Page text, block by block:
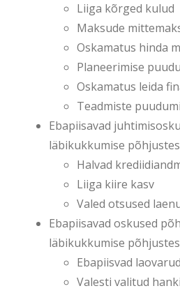
Liiga kõrged kulud
Maksude
Oskamatus hinda
Planeerimise
Oskamatus leida
Teadmiste
Ebapiisavad
läbikukkumise
Halvad
Liiga kiire kasv
Valed otsused
Ebapiisavad oskused
läbikukkumise
Ebapiisvad laovarud
Valesti valitud